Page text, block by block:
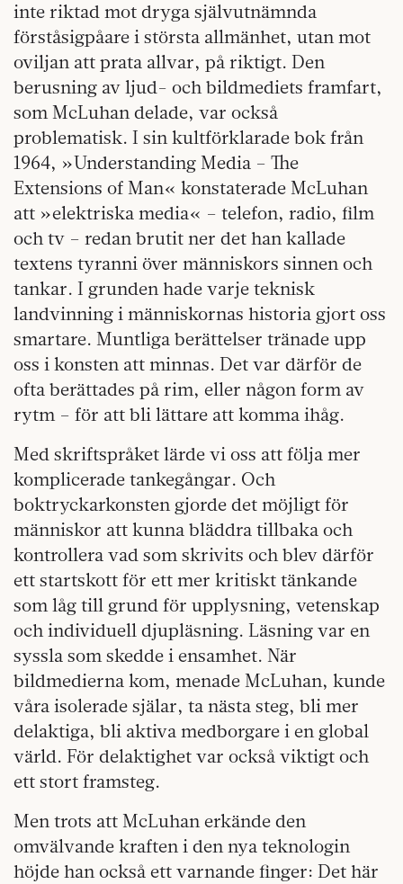
inte riktad mot dryga självutnämnda
förståsigpåare i största allmänhet, utan mot
oviljan att prata allvar, på riktigt. Den
berusning av ljud- och bildmediets framfart,
som McLuhan delade, var också
problematisk. I sin kultförklarade bok från
1964, »Understanding Media – The
Extensions of Man« konstaterade McLuhan
att »elektriska media« – telefon, radio, film
och tv – redan brutit ner det han kallade
textens tyranni över människors sinnen och
tankar. I grunden hade varje teknisk
landvinning i människornas historia gjort oss
smartare. Muntliga berättelser tränade upp
oss i konsten att minnas. Det var därför de
ofta berättades på rim, eller någon form av
rytm – för att bli lättare att komma ihåg.
Med skriftspråket lärde vi oss att följa mer
komplicerade tankegångar. Och
boktryckarkonsten gjorde det möjligt för
människor att kunna bläddra tillbaka och
kontrollera vad som skrivits och blev därför
ett startskott för ett mer kritiskt tänkande
som låg till grund för upplysning, vetenskap
och individuell djupläsning. Läsning var en
syssla som skedde i ensamhet. När
bildmedierna kom, menade McLuhan, kunde
våra isolerade själar, ta nästa steg, bli mer
delaktiga, bli aktiva medborgare i en global
värld. För delaktighet var också viktigt och
ett stort framsteg.
Men trots att McLuhan erkände den
omvälvande kraften i den nya teknologin
höjde han också ett varnande finger: Det här